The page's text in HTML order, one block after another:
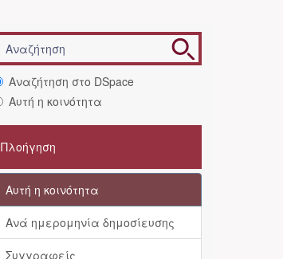
Αναζήτηση στο DSpace
Αυτή η κοινότητα
Πλοήγηση
Αυτή η κοινότητα
Ανά ημερομηνία δημοσίευσης
Συγγραφείς